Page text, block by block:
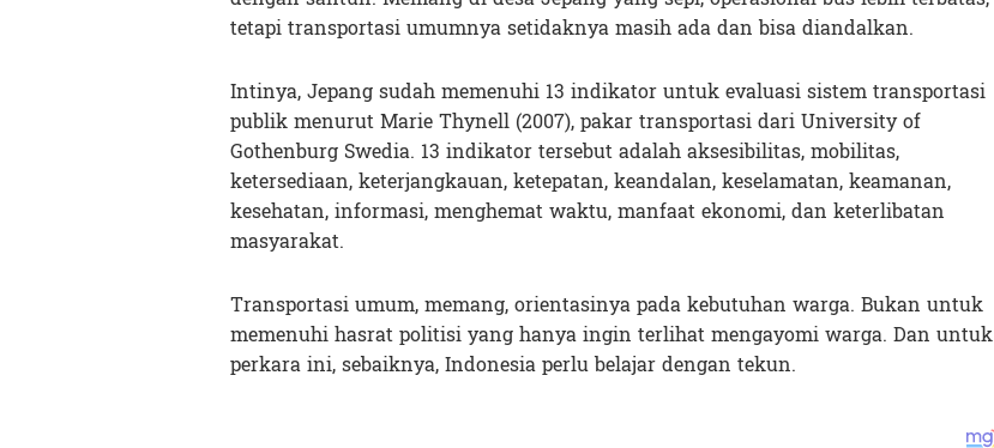
tetapi transportasi umumnya setidaknya masih ada dan bisa diandalkan.
Intinya, Jepang sudah memenuhi 13 indikator untuk evaluasi sistem transportasi
publik menurut Marie Thynell (2007), pakar transportasi dari University of
Gothenburg Swedia. 13 indikator tersebut adalah aksesibilitas, mobilitas,
ketersediaan, keterjangkauan, ketepatan, keandalan, keselamatan, keamanan,
kesehatan, informasi, menghemat waktu, manfaat ekonomi, dan keterlibatan
masyarakat.
Transportasi umum, memang, orientasinya pada kebutuhan warga. Bukan untuk
memenuhi hasrat politisi yang hanya ingin terlihat mengayomi warga. Dan untuk
perkara ini, sebaiknya, Indonesia perlu belajar dengan tekun.